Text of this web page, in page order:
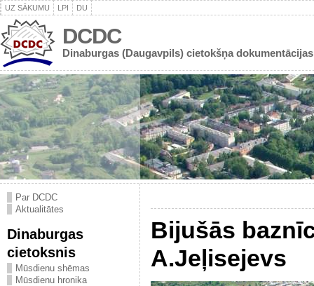
UZ SĀKUMU LPI DU
DCDC
Dinaburgas (Daugavpils) cietokšņa
Par DCDC
Aktualitātes
Dinaburgas
cietoksnis
Mūsdienu shēmas
Mūsdienu hronika
Bijušās
A.Jeļisejevs